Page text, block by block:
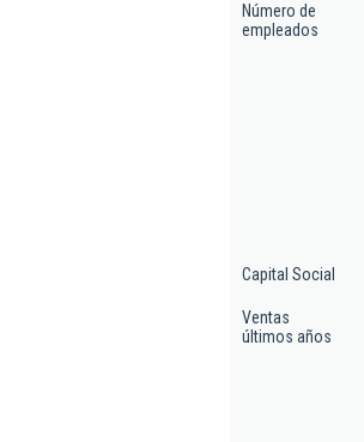
Número de
empleados
Capital Social
Ventas
últimos años